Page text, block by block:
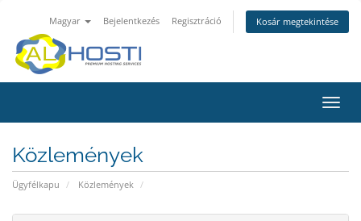
Magyar Bejelentkezés Regisztráció Kosár megtekintése
a
Közlemények
Ügyfélkapu Közlemények